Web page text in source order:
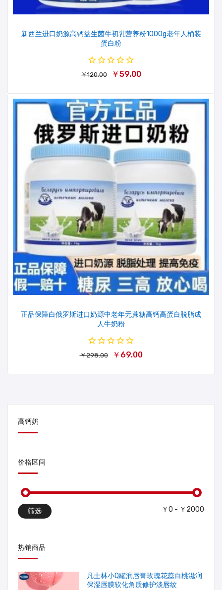
新西兰进口奶源高钙益生菌牛初乳营养粉1000g老年人桶装
蛋白粉
￥120.00 ￥59.00
正品保障白俄罗斯进口奶源中老年无蔗糖高钙高蛋白脱脂成
人牛奶粉
￥298.00 ￥69.00
高钙奶
价格区间
筛选 ￥0 - ￥2000
热销商品
凡士林小Q罐润唇膏玫瑰花蕊白桃滋润
保湿唇膜软化角质修护淡唇纹